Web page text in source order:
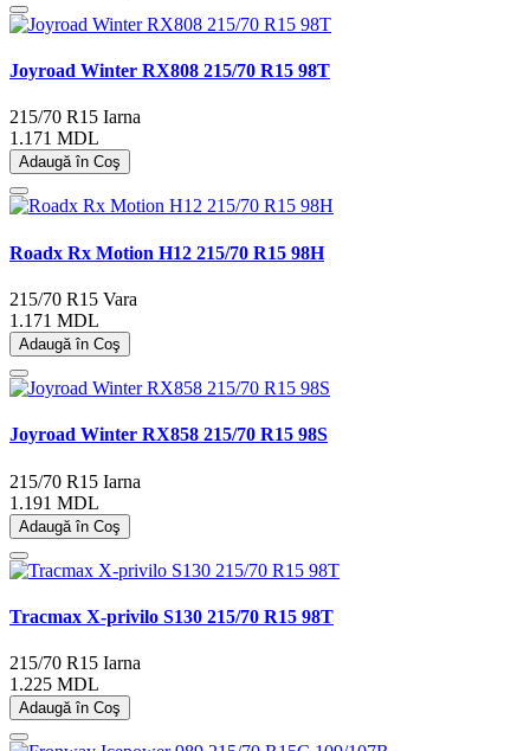
Joyroad Winter RX808 215/70 R15 98T
215/70 R15 Iarna
1.171 MDL
Adaugă în Coş
Roadx Rx Motion H12 215/70 R15 98H
215/70 R15 Vara
1.171 MDL
Adaugă în Coş
Joyroad Winter RX858 215/70 R15 98S
215/70 R15 Iarna
1.191 MDL
Adaugă în Coş
Tracmax X-privilo S130 215/70 R15 98T
215/70 R15 Iarna
1.225 MDL
Adaugă în Coş